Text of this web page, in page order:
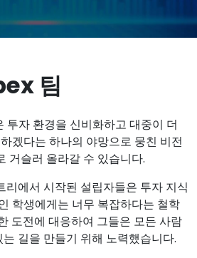
팀
투자 환경을 신비화하고 대중이 더
겠다는 하나의 야망으로 뭉친 비전
거슬러 올라갈 수 있습니다.
리에서 시작된 설립자들은 투자 지식
학생에게는 너무 복잡하다는 철학
도전에 대응하여 그들은 모든 사람
길을 만들기 위해 노력했습니다.